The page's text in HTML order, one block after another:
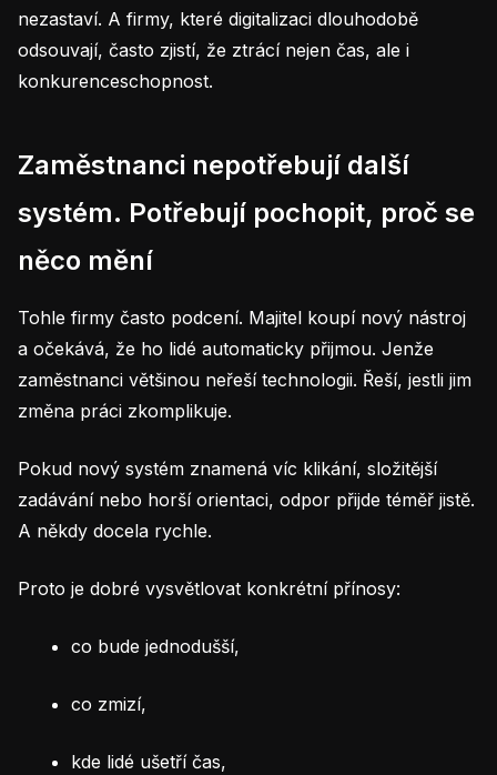
nezastaví. A firmy, které digitalizaci dlouhodobě
odsouvají, často zjistí, že ztrácí nejen čas, ale i
konkurenceschopnost.
Zaměstnanci nepotřebují další
systém. Potřebují pochopit, proč se
něco mění
Tohle firmy často podcení. Majitel koupí nový nástroj
a očekává, že ho lidé automaticky přijmou. Jenže
zaměstnanci většinou neřeší technologii. Řeší, jestli jim
změna práci zkomplikuje.
Pokud nový systém znamená víc klikání, složitější
zadávání nebo horší orientaci, odpor přijde téměř jistě.
A někdy docela rychle.
Proto je dobré vysvětlovat konkrétní přínosy:
co bude jednodušší,
co zmizí,
kde lidé ušetří čas,